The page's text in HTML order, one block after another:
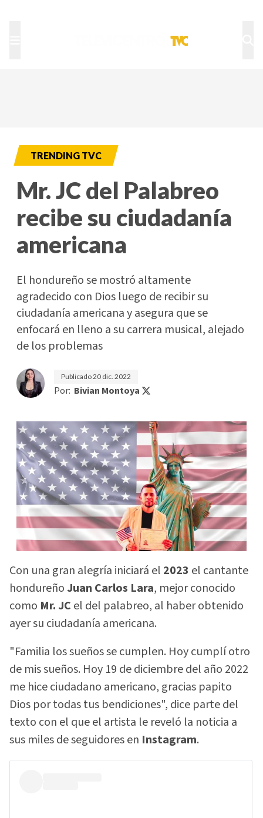
TRENDING TVC
Mr. JC del Palabreo
recibe su ciudadanía
americana
El hondureño se mostró altamente
agradecido con Dios luego de recibir su
ciudadanía americana y asegura que se
enfocará en lleno a su carrera musical, alejado
de los problemas
Publicado20 dic. 2022
Por: Bivian Montoya
Con una gran alegría iniciará el 2023 el cantante
hondureñoJuan Carlos Lara, mejor conocido
como Mr. JC el del palabreo, al haber obtenido
ayer su ciudadanía americana.
"Familia los sueños se cumplen. Hoy cumplí otro
de mis sueños. Hoy 19 de diciembre del año 2022
me hice ciudadano americano, gracias papito
Dios por todas tus bendiciones", dice parte del
texto con el que el artista le reveló la noticia a
sus miles de seguidores en Instagram.